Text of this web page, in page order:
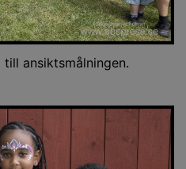
ansiktsmålningen.